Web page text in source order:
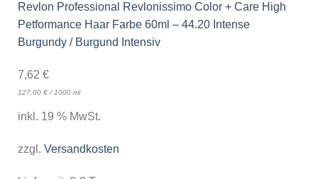
Revlon Professional Revlonissimo Color + Care High
Petformance Haar Farbe 60ml – 44.20 Intense
Burgundy / Burgund Intensiv
7,62 €
127,00 €/ 1000 ml
inkl. 19 % MwSt.
zzgl. Versandkosten